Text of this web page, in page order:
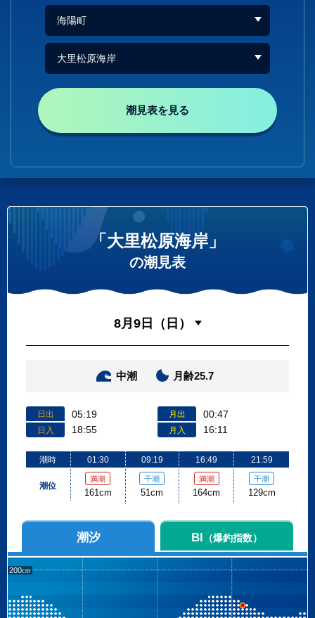
潮見表を見る
「大里松原海岸」
の潮見表
中潮 月齢25.7
日出 05:19
日入 18:55
月出 00:47
月入 16:11
潮時
潮位
01:30
満潮
161cm
09:19
干潮
51cm
16:49
満潮
164cm
21:59
干潮
129cm
潮汐 BI （爆釣指数）
200